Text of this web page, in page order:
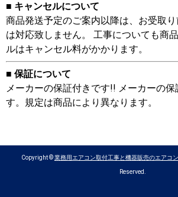
■ キャンセルについて
商品発送予定のご案内以降は、お受取
は対応致しません。 工事についても商
ルはキャンセル料がかかります。
■ 保証について
メーカーの保証付きです!! メーカーの保
す。規定は商品により異なります。
Copyright ©業務用エアコン取付工事と機器販売のエアコ
Reserved.